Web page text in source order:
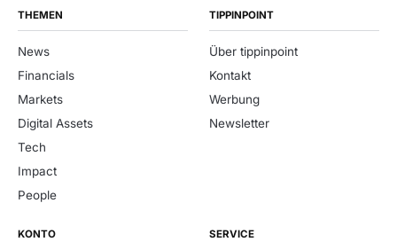
THEMEN
News
Financials
Markets
Digital Assets
Tech
Impact
People
TIPPINPOINT
Über tippinpoint
Kontakt
Werbung
Newsletter
KONTO SERVICE